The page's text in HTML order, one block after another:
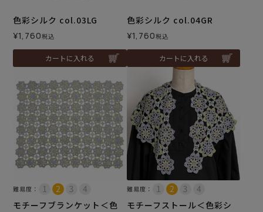
色彩シルク col.03LG
¥1,760税込
カートに入れる
色彩シルク col.04GR
¥1,760税込
カートに入れる
難易度：
モチーフブランケット＜色
難易度：
モチーフストール＜色彩シ